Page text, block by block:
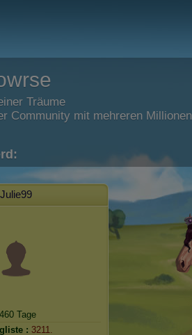
Träume
Community mit mehreren Millionen
Julie99
460 Tage
: 3211.